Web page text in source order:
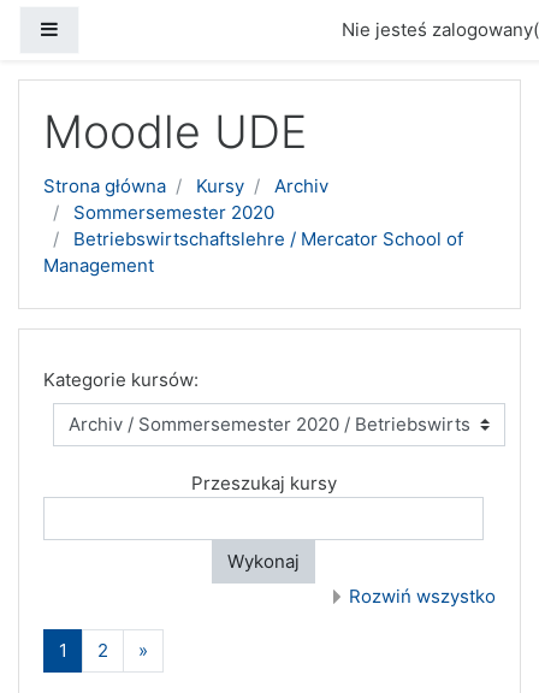
Nie jesteś
Moodle UDE
Strona główna Kursy
Archiv
Sommersemester 2020
Betriebswirtschaftslehre / Mercator School of
Management
Kategorie kursów:
Przeszukaj kursy
Wykonaj
Rozwiń wszystko
1 (bieżący)
2 »